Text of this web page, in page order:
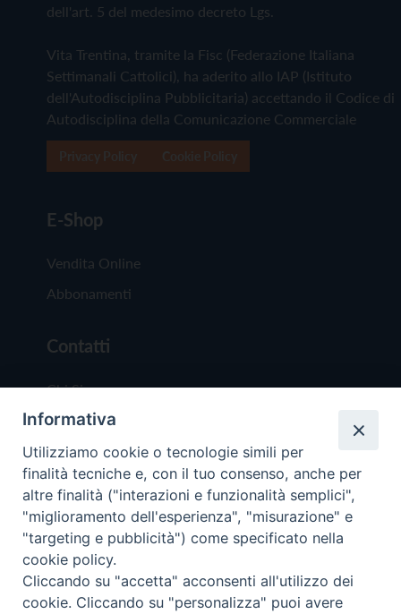
dell'art. 5 del medesimo decreto Lgs.
Vita Trentina, tramite la Fisc (Federazione Italiana
Settimanali Cattolici), ha aderito allo IAP (Istituto
dell'Autodisciplina Pubblicitaria) accettando il Codice di
Autodisciplina della Comunicazione Commerciale
E-Shop
Vendita Online
Abbonamenti
Contatti
Chi Siamo
Redazione
Scrivici
Copyright © 2019 - Tutti i diritti riservati - Vita
Trentina Editrice
Informativa
Utilizziamo cookie o tecnologie simili per
finalità tecniche e, con il tuo consenso, anche per
altre finalità ("interazioni e funzionalità semplici",
"miglioramento dell'esperienza", "misurazione" e
"targeting e pubblicità") come specificato nella
cookie policy.
Cliccando su "accetta" acconsenti all'utilizzo dei
cookie. Cliccando su "personalizza" puoi avere